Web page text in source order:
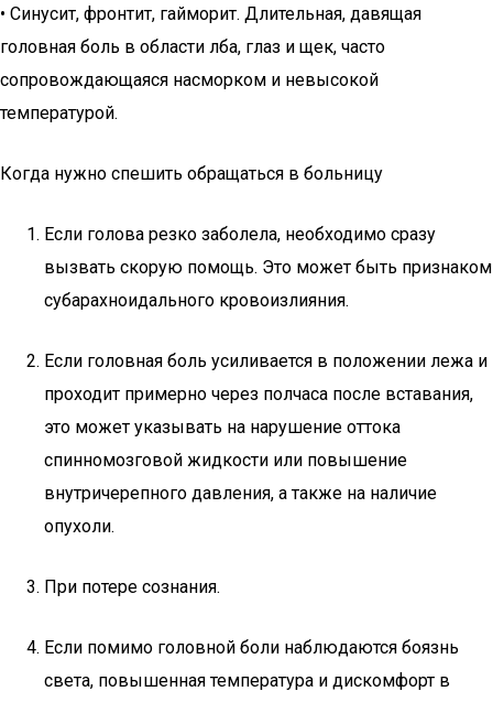
• Синусит, фронтит, гайморит. Длительная, давящая
головная боль в области лба, глаз и щек, часто
сопровождающаяся насморком и невысокой
температурой.
Когда нужно спешить обращаться в больницу
Если голова резко заболела, необходимо сразу
вызвать скорую помощь. Это может быть признаком
субарахноидального кровоизлияния.
Если головная боль усиливается в положении лежа и
проходит примерно через полчаса после вставания,
это может указывать на нарушение оттока
спинномозговой жидкости или повышение
внутричерепного давления, а также на наличие
опухоли.
При потере сознания.
Если помимо головной боли наблюдаются боязнь
света, повышенная температура и дискомфорт в